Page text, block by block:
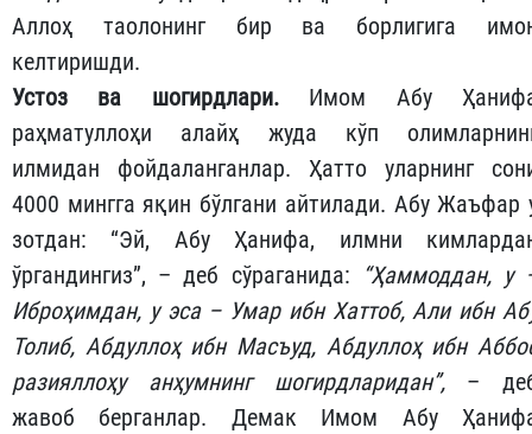
Аллоҳ таолонинг бир ва борлигига
келтиришди.
Устоз ва шогирдлари. Имом Абу
раҳматуллоҳи алайҳ жуда кўп
илмидан фойдаланганлар. Ҳатто уларнинг
4000 мингга яқин бўлгани айтилади. Абу Жаъфар
зотдан: “Эй, Абу Ҳанифа, илмни
ўргандингиз”, – деб сўраганида: “Ҳаммоддан, у
Иброҳимдан, у эса – Умар ибн Хаттоб, Али ибн
Толиб, Абдуллоҳ ибн Масъуд, Абдуллоҳ ибн
разияллоҳу анҳумнинг шогирдларидан”,–
жавоб берганлар. Демак Имом Абу